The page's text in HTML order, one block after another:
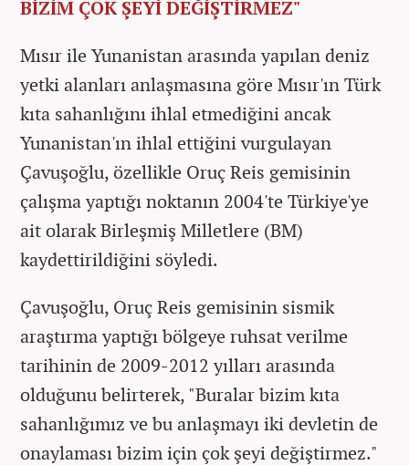
BİZİM ÇOK ŞEYİ DEĞİŞTİRMEZ"
Mısır ile Yunanistan arasında yapılan deniz
yetki alanları anlaşmasına göre Mısır'ın Türk
kıta sahanlığını ihlal etmediğini ancak
Yunanistan'ın ihlal ettiğini vurgulayan
Çavuşoğlu, özellikle Oruç Reis gemisinin
çalışma yaptığı noktanın 2004'te Türkiye'ye
ait olarak Birleşmiş Milletlere (BM)
kaydettirildiğini söyledi.
Çavuşoğlu, Oruç Reis gemisinin sismik
araştırma yaptığı bölgeye ruhsat verilme
tarihinin de 2009-2012 yılları arasında
olduğunu belirterek, "Buralar bizim kıta
sahanlığımız ve bu anlaşmayı iki devletin de
onaylaması bizim için çok şeyi değiştirmez."